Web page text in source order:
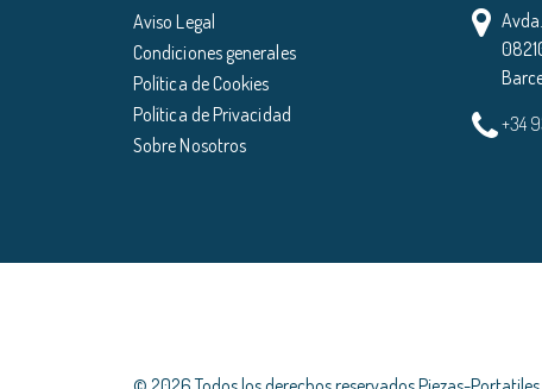
Aviso Legal
Condiciones generales
Política de Cookies
Política de Privacidad
Sobre Nosotros
+34